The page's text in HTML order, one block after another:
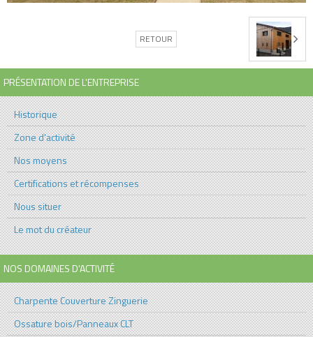
RETOUR
PRÉSENTATION DE L'ENTREPRISE
Historique
Zone d'activité
Nos moyens
Certifications et récompenses
Nous situer
Le mot du créateur
NOS DOMAINES D'ACTIVITÉ
Charpente Couverture Zinguerie
Ossature bois/Panneaux CLT